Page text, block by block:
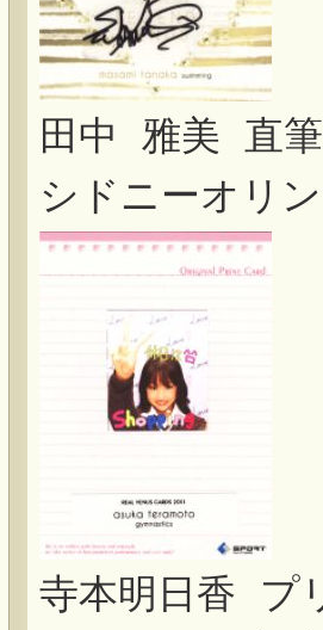
田中 雅美 直
シドニーオリ
寺本明日香 プ